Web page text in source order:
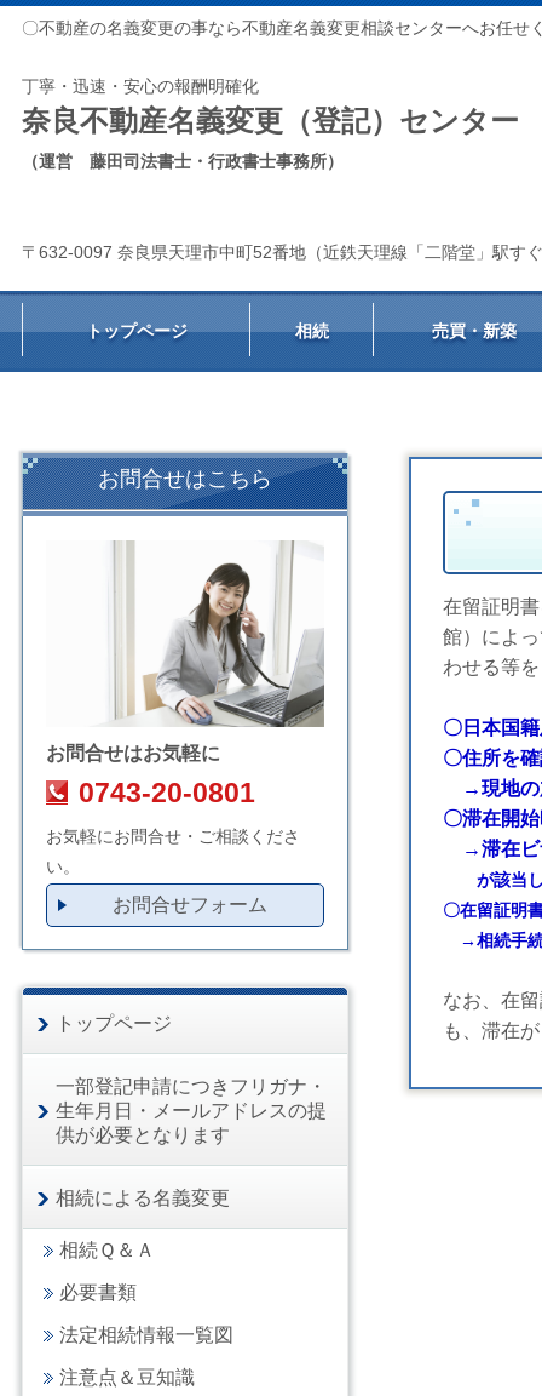
〇不動産の名義変更の事なら不動産名義変更相談センターへお任せ
丁寧・迅速・安心の報酬明確化
奈良不動産名義変更（登記）センター
（運営 藤田司法書士・行政書士事務所）
〒632-0097 奈良県天理市中町52番地（近鉄天理線「二階堂」駅す
トップページ 相続 売買・新築
在留証明
館）によ
わせる等
〇日本国
〇住所を
→現地の
〇滞在開
→滞在ビ
が該当し
〇在留証明
→相続手続
なお、在
も、滞在
お問合せはこちら
お問合せはお気軽に
0743-20-0801
お気軽にお問合せ・ご相談くださ
い。
お問合せフォーム
トップページ
一部登記申請につきフリガナ・
生年月日・メールアドレスの提
供が必要となります
相続による名義変更
相続Ｑ＆Ａ
必要書類
法定相続情報一覧図
注意点＆豆知識